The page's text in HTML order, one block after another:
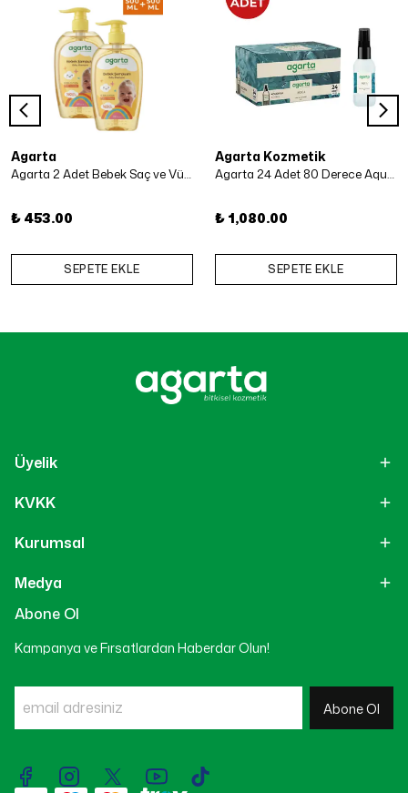
Agarta
Agarta 2 Adet Bebek Saç ve Vücut Şampuanı 500 Ml x 2 Adet
₺ 453.00
SEPETE EKLE
Agarta Kozmetik
Agarta 24 Adet 80 Derece Aqua Kolonya 50 ml
₺ 1,080.00
SEPETE EKLE
Üyelik
KVKK
Kurumsal
Medya
Abone Ol
Kampanya ve Fırsatlardan Haberdar Olun!
Abone Ol